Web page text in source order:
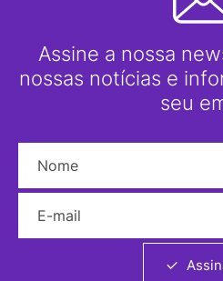
Assine a nossa
nossas notícias e
seu